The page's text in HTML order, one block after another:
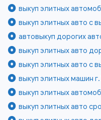
выкуп элитных
выкуп элитных авто с
автовыкуп дорогих
выкуп элитных авто
выкуп элитных авто с
выкуп элитных машин г.
выкуп элитных
выкуп элитных авто